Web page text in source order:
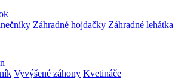
Záhradné hojdačky Záhradné lehátka
Vyvýšené záhony Kvetináče